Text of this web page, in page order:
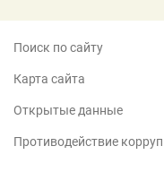
Поиск по сайту
Карта сайта
Открытые данные
Противодействие